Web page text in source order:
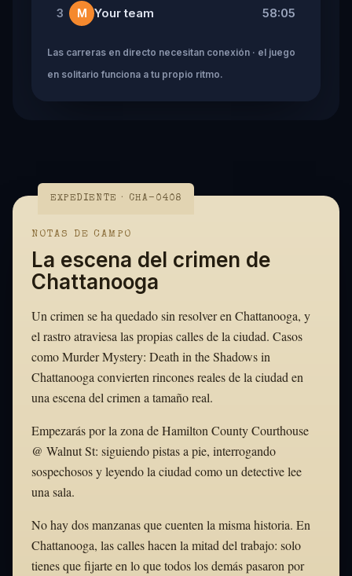
3 M Your team 58:05
Las carreras en directo necesitan conexión · el juego
en solitario funciona a tu propio ritmo.
EXPEDIENTE · CHA-0408
NOTAS DE CAMPO
La escena del crimen de
Chattanooga
Un crimen se ha quedado sin resolver en Chattanooga, y
el rastro atraviesa las propias calles de la ciudad. Casos
como Murder Mystery: Death in the Shadows in
Chattanooga convierten rincones reales de la ciudad en
una escena del crimen a tamaño real.
Empezarás por la zona de Hamilton County Courthouse
@ Walnut St: siguiendo pistas a pie, interrogando
sospechosos y leyendo la ciudad como un detective lee
una sala.
No hay dos manzanas que cuenten la misma historia. En
Chattanooga, las calles hacen la mitad del trabajo: solo
tienes que fijarte en lo que todos los demás pasaron por